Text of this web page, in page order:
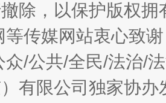
，一次搞定
除，以保护版权
等传媒网站衷心致
众/公共/全民/法治/
有限公司独家协